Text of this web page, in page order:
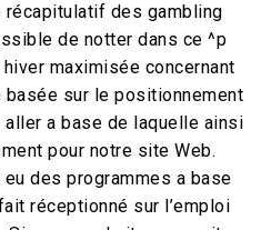
des gambling
de notter dans ce ^p
maximisée concernant
sur le positionnement
a base de laquelle ainsi
pour notre site Web.
des programmes a base
réceptionné sur l’emploi